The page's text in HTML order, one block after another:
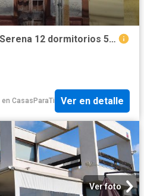
Casa en Arriendo en La Serena 12 dormitorios 5 baños
en CasasParaTi Ver en detalle
Ver foto